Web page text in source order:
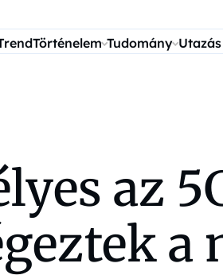
Történelem Tudomány
az
a